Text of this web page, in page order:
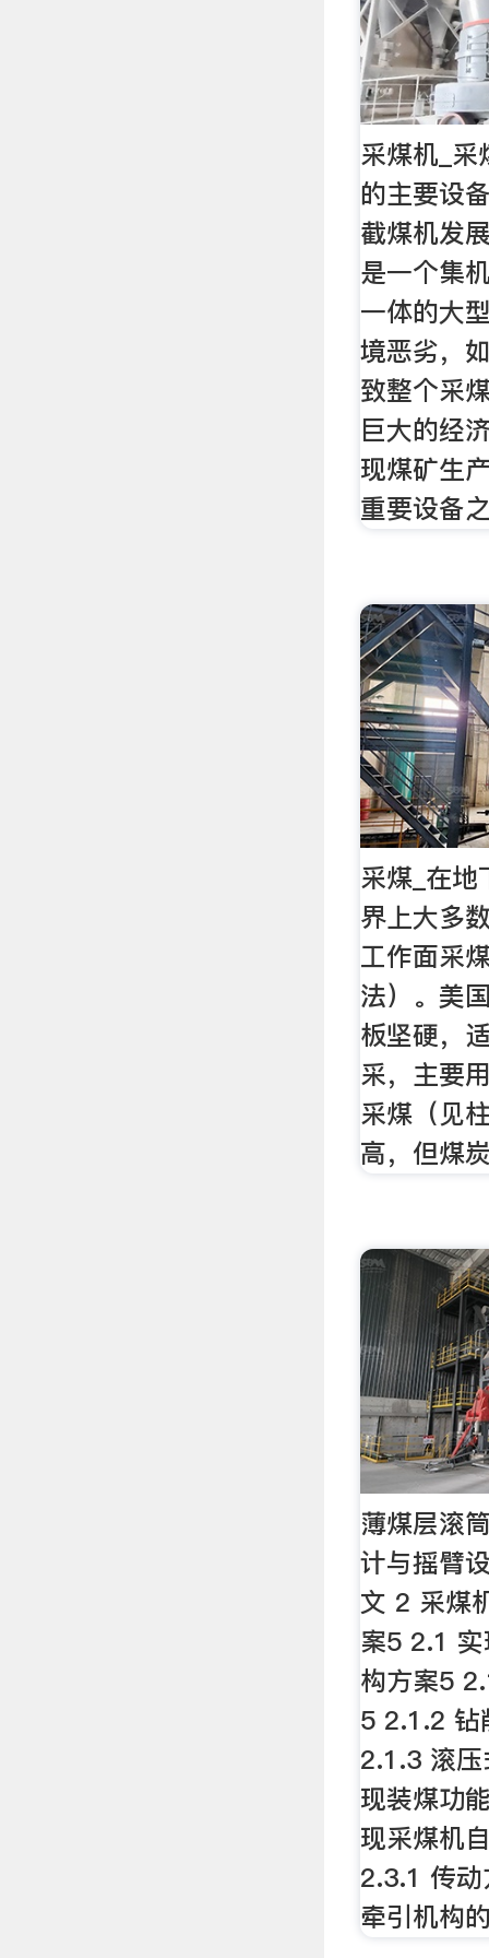
采煤机_
的主要设
截煤机发
是一个集
一体的大
境恶劣，
致整个采
巨大的经
现煤矿生
重要设备
采煤_在
界上大多
工作面采
法）。美
板坚硬，
采，主要
采煤（见
高，但煤
薄煤层滚
计与摇臂
文 2 采煤
案5 2.1
构方案5
5 2.1.2 钻
2.1.3 滚
现装煤功
现采煤机
2.3.1 传
牵引机构